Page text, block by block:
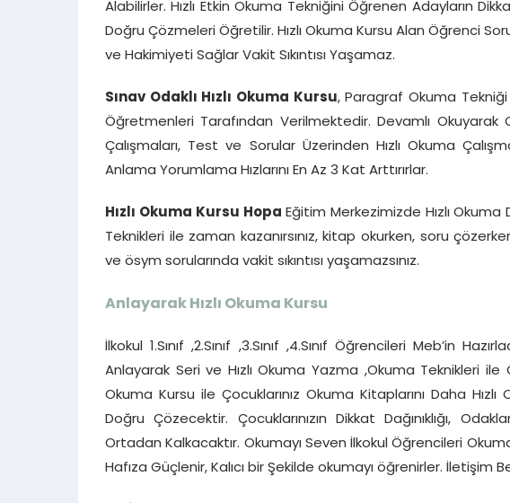
Alabilirler. Hızlı Etkin Okuma Tekniğini Öğrenen Adayların
Doğru Çözmeleri Öğretilir. Hızlı Okuma Kursu Alan Öğrenci
ve Hakimiyeti Sağlar Vakit Sıkıntısı Yaşamaz.
Sınav Odaklı Hızlı Okuma Kursu, Paragraf Okuma Tekniği
Öğretmenleri Tarafından Verilmektedir. Devamlı Okuyarak
Çalışmaları, Test ve Sorular Üzerinden Hızlı Okuma
Anlama Yorumlama Hızlarını En Az 3 Kat Arttırırlar.
Hızlı Okuma Kursu Hopa Eğitim Merkezimizde Hızlı Okuma
Teknikleri ile zaman kazanırsınız, kitap okurken, soru
ve ösym sorularında vakit sıkıntısı yaşamazsınız.
Anlayarak Hızlı Okuma Kursu
İlkokul 1.Sınıf ,2.Sınıf ,3.Sınıf ,4.Sınıf Öğrencileri Meb’in
Anlayarak Seri ve Hızlı Okuma Yazma ,Okuma Teknikleri ile
Okuma Kursu ile Çocuklarınız Okuma Kitaplarını Daha
Doğru Çözecektir. Çocuklarınızın Dikkat Dağınıklığı,
Ortadan Kalkacaktır. Okumayı Seven İlkokul Öğrencileri
Hafıza Güçlenir, Kalıcı bir Şekilde okumayı öğrenirler. İletişim